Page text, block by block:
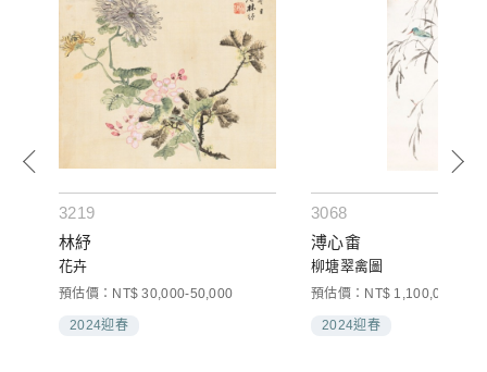
3219
林紓
花卉
預估價：NT$ 30,000-50,000
2024迎春
3068
溥心畬
柳塘翠禽圖
預估價：NT$ 1,100,000-
2024迎春